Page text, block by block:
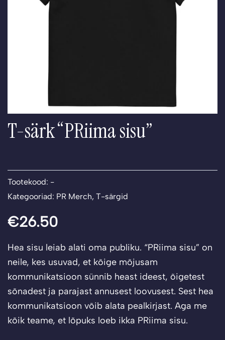
T-särk “PRiima sisu”
Tootekood: -
Kategooriad: PR Merch, T-särgid
€26.50
Hea sisu leiab alati oma publiku. “PRiima sisu” on
neile, kes usuvad, et kõige mõjusam
kommunikatsioon sünnib heast ideest, õigetest
sõnadest ja parajast annusest loovusest. Sest hea
kommunikatsioon võib alata pealkirjast. Aga me
kõik teame, et lõpuks loeb ikka PRiima sisu.